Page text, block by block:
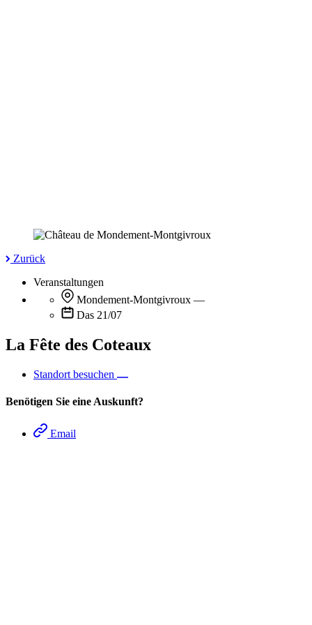
Zurück
Veranstaltungen
Mondement-Montgivroux —
Das 21/07
La Fête des Coteaux
Standort besuchen
Benötigen Sie eine Auskunft?
Email